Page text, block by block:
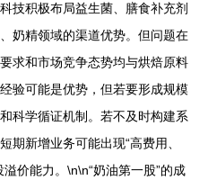
积极布局益生菌、膳食补充剂
奶精领域的渠道优势。但问题在
求和市场竞争态势均与烘焙原料
验可能是优势，但若要形成规模
科学循证机制。若不及时构建系
期新增业务可能出现“高费用、
价能力。\n\n“奶油第一股”的成